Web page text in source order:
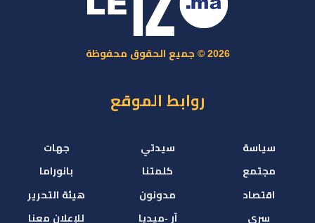
2026 © جميع الحقوق محفوظة
روابط الموقع
سياسة
مجتمع
اقتصاد
سري
سيدتي
كلمتنا
مدونون
آر -ميديا
جهات
بانوراما
هيئة التحرير
للإعلان معنا